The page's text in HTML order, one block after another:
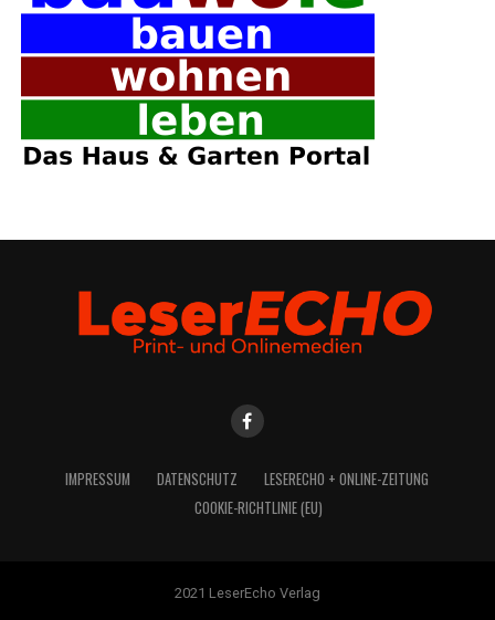
IMPRES­SUM DATEN­SCHUTZ
LESE­R­ECHO + ONLINE-ZEITUNG
COO­KIE-RICH­T­­LI­­NIE (EU)
2021 LeserEcho Verlag